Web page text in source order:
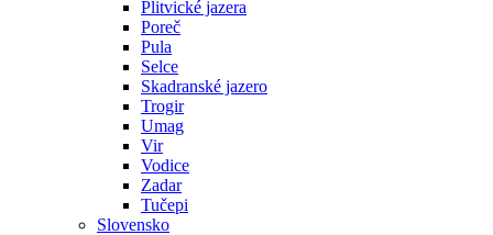
Plitvické jazera
Poreč
Pula
Selce
Skadranské jazero
Trogir
Umag
Vir
Vodice
Zadar
Tučepi
Slovensko